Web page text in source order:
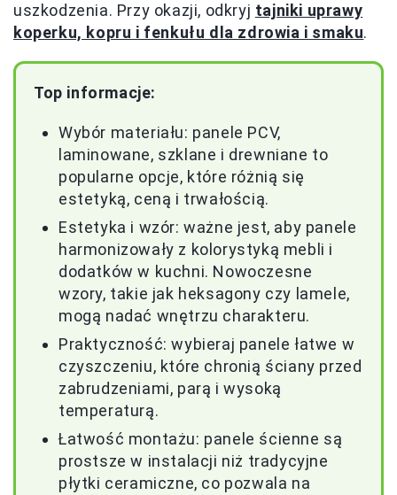
uszkodzenia. Przy okazji, odkryj tajniki uprawy
koperku, kopru i fenkułu dla zdrowia i smaku.
Top informacje:
Wybór materiału: panele PCV,
laminowane, szklane i drewniane to
popularne opcje, które różnią się
estetyką, ceną i trwałością.
Estetyka i wzór: ważne jest, aby panele
harmonizowały z kolorystyką mebli i
dodatków w kuchni. Nowoczesne
wzory, takie jak heksagony czy lamele,
mogą nadać wnętrzu charakteru.
Praktyczność: wybieraj panele łatwe w
czyszczeniu, które chronią ściany przed
zabrudzeniami, parą i wysoką
temperaturą.
Łatwość montażu: panele ścienne są
prostsze w instalacji niż tradycyjne
płytki ceramiczne, co pozwala na